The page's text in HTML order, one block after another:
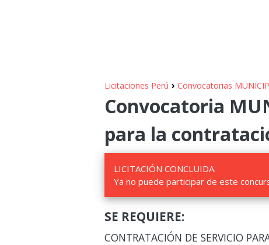
Licitaciones Perú › Convocatorias
Convocatoria
para la
LICITACIÓN CONCLUIDA.
Ya no puede participar de este
SE REQUIERE:
CONTRATACIÓN DE SERVICIO